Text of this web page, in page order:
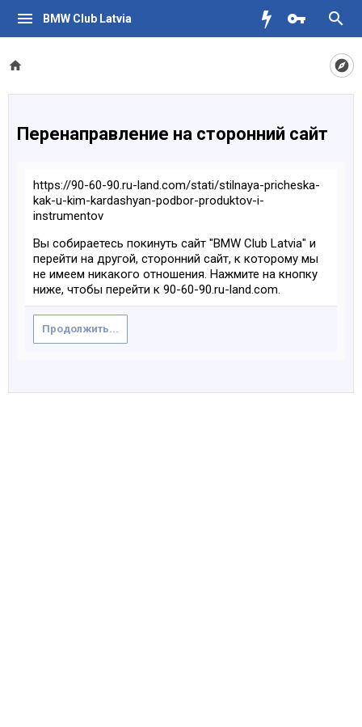
BMW Club Latvia
Перенаправление на сторонний сайт
https://90-60-90.ru-land.com/stati/stilnaya-pricheska-
kak-u-kim-kardashyan-podbor-produktov-i-
instrumentov
Вы собираетесь покинуть сайт "BMW Club Latvia" и
перейти на другой, сторонний сайт, к которому мы
не имеем никакого отношения. Нажмите на кнопку
ниже, чтобы перейти к 90-60-90.ru-land.com.
Продолжить...